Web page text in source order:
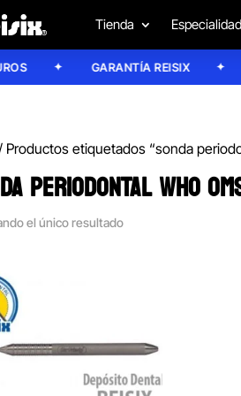
Tienda
GARANTÍA REISIX
Productos etiquetados “sonda
PERIODONTAL WHO
el único resultado